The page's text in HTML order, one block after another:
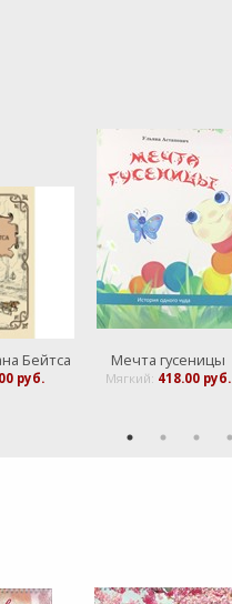
Бейтса
руб.
Мечта гусеницы
Мягкий: 418.00 руб.